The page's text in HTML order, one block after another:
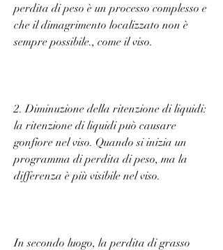
perdita di peso è un processo complesso e
che il dimagrimento localizzato non è
sempre possibile., come il viso.
2. Diminuzione della ritenzione di liquidi:
la ritenzione di liquidi può causare
gonfiore nel viso. Quando si inizia un
programma di perdita di peso, ma la
differenza è più visibile nel viso.
In secondo luogo, la perdita di grasso